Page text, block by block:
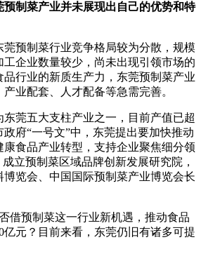
制菜产业并未展现出自己的优势和特
预制菜行业竞争格局较为分散，规模
企业数量较少，尚未出现引领市场的
行业的新质生产力，东莞预制菜产业
业配套、人才配备等急需完善。
莞五大支柱产业之一，目前产值已超
政府“一号文”中，东莞提出要加快推动
食品产业转型，支持企业聚焦细分领
立预制菜区域品牌创新发展研究院，
览会、中国国际预制菜产业博览会长
预制菜这一行业新机遇，推动食品
亿元？目前来看，东莞仍旧有诸多可提